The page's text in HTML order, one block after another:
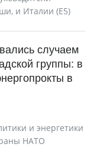
и Италии (Е5)
случаем
группы: в
в
и энергетики
НАТО